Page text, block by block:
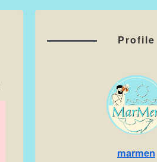
Profile
marmen